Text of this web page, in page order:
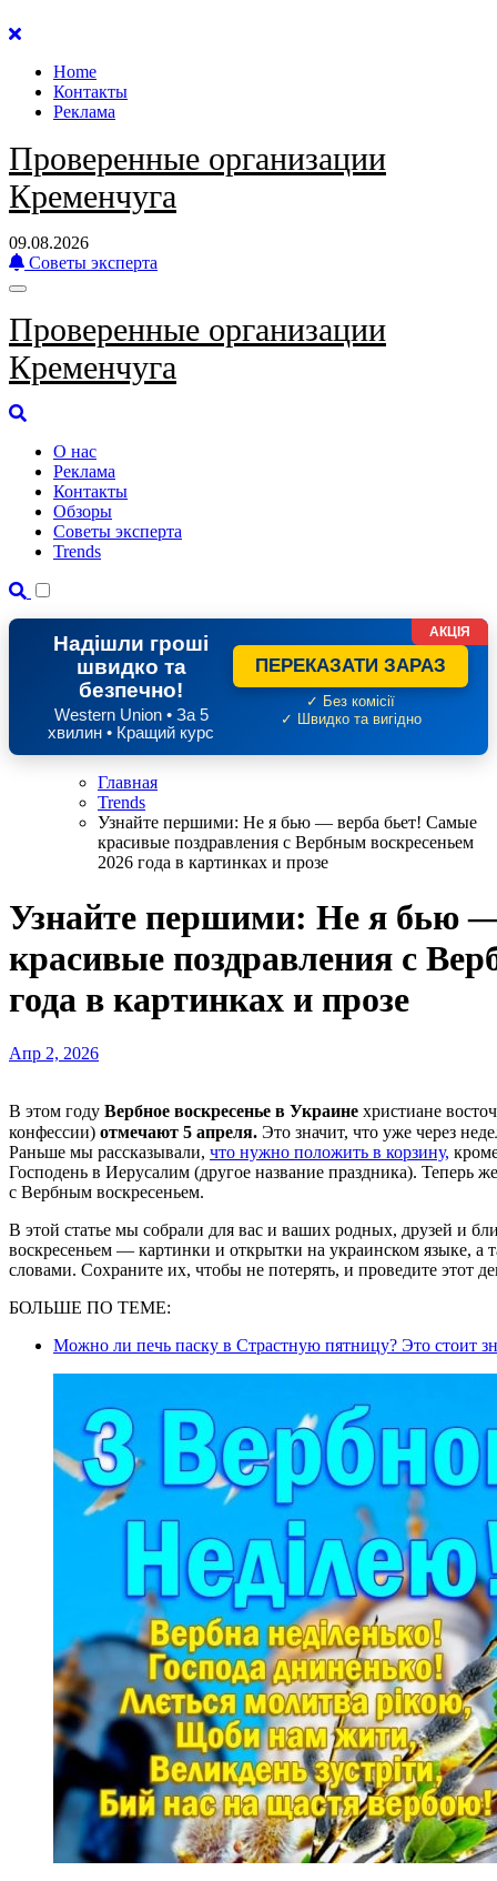
Перейти
содержанию
Home
Контакты
Реклама
Проверенные организации
Кременчуга
09.08.2026
Советы эксперта
Проверенные организации
Кременчуга
О нас
Реклама
Контакты
Обзоры
Советы эксперта
Trends
Надішли гроші
швидко та
безпечно!
Western Union • За 5
хвилин • Кращий курс
ПЕРЕКАЗАТИ ЗАРАЗ
✓ Без комісії
✓ Швидко та вигідно
АКЦІЯ
Главная
Trends
Узнайте першими: Не я бью — верба бьет! Самые
красивые поздравления с Вербным воскресеньем
2026 года в картинках и прозе
Узнайте першими: Не я бью
красивые поздравления с
года в картинках и прозе
Апр 2, 2026
В этом году Вербное воскресенье в Украине христиане
конфессии) отмечают 5 апреля. Это значит, что уже через
Раньше мы рассказывали, что нужно положить в корзину,
Господень в Иерусалим (другое название праздника). Теперь
с Вербным воскресеньем.
В этой статье мы собрали для вас и ваших родных, друзей и
воскресеньем — картинки и открытки на украинском языке, а
словами. Сохраните их, чтобы не потерять, и проведите этот
БОЛЬШЕ ПО ТЕМЕ:
Можно ли печь паску в Страстную пятницу? Это стоит